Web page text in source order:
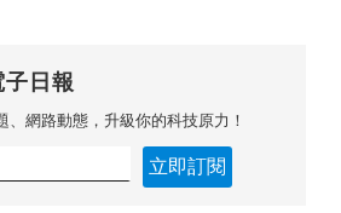
日報
、網路動態，升級你的科技原力！
立即訂閱